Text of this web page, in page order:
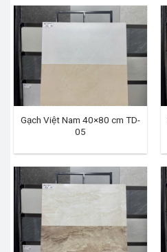
Gạch Việt Nam 40×80 cm TD-
05